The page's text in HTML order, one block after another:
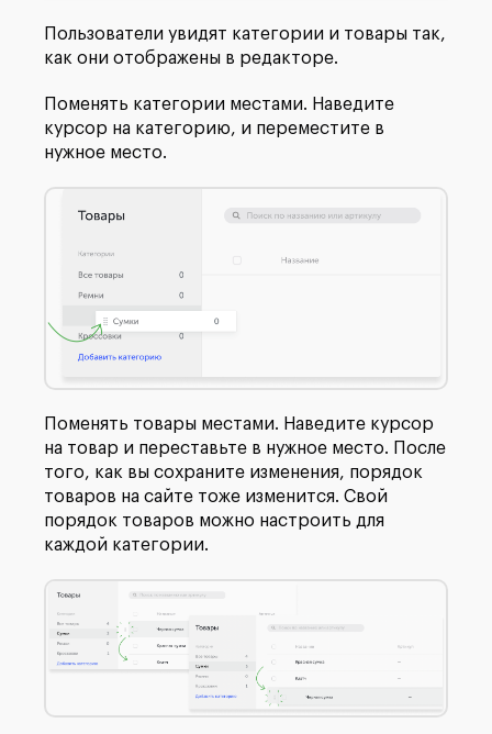
Пользователи увидят категории и товары так,
как они отображены в редакторе.
Поменять категории местами. Наведите
курсор на категорию, и переместите в
нужное место.
Поменять товары местами. Наведите курсор
на товар и переставьте в нужное место. После
того, как вы сохраните изменения, порядок
товаров на сайте тоже изменится. Свой
порядок товаров можно настроить для
каждой категории.